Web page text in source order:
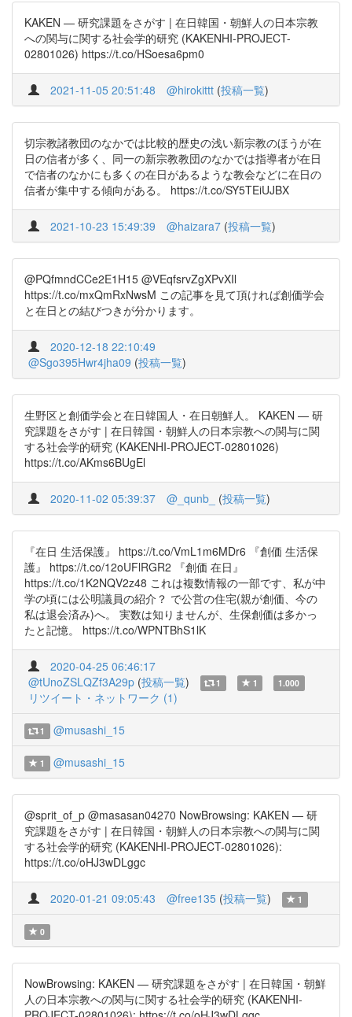
KAKEN — 研究課題をさがす | 在日韓国・朝鮮人の日本宗教
への関与に関する社会学的研究 (KAKENHI-PROJECT-
02801026) https://t.co/HSoesa6pm0
2021-11-05 20:51:48 @hirokittt (投稿一覧)
切宗教諸教団のなかでは比較的歴史の浅い新宗教のほうが在
日の信者が多く、同一の新宗教教団のなかでは指導者が在日
で信者のなかにも多くの在日があるような教会などに在日の
信者が集中する傾向がある。 https://t.co/SY5TEiUJBX
2021-10-23 15:49:39 @haizara7 (投稿一覧)
@PQfmndCCe2E1H15 @VEqfsrvZgXPvXIl
https://t.co/mxQmRxNwsM この記事を見て頂ければ創価学会
と在日との結びつきが分かります。
2020-12-18 22:10:49
@Sgo395Hwr4jha09 (投稿一覧)
生野区と創価学会と在日韓国人・在日朝鮮人。 KAKEN — 研
究課題をさがす | 在日韓国・朝鮮人の日本宗教への関与に関
する社会学的研究 (KAKENHI-PROJECT-02801026)
https://t.co/AKms6BUgEl
2020-11-02 05:39:37 @_qunb_ (投稿一覧)
『在日 生活保護』 https://t.co/VmL1m6MDr6 『創価 生活保
護』 https://t.co/12oUFlRGR2 『創価 在日』
https://t.co/1K2NQV2z48 これは複数情報の一部です、私が中
学の頃には公明議員の紹介？ で公営の住宅(親が創価、今の
私は退会済み)へ。 実数は知りませんが、生保創価は多かっ
たと記憶。 https://t.co/WPNTBhS1lK
2020-04-25 06:46:17
@tUnoZSLQZf3A29p (投稿一覧) 1 1 1.000
リツイート・ネットワーク (1)
1 @musashi_15
1 @musashi_15
@sprit_of_p @masasan04270 NowBrowsing: KAKEN — 研
究課題をさがす | 在日韓国・朝鮮人の日本宗教への関与に関
する社会学的研究 (KAKENHI-PROJECT-02801026):
https://t.co/oHJ3wDLggc
2020-01-21 09:05:43 @free135 (投稿一覧) 1
0
NowBrowsing: KAKEN — 研究課題をさがす | 在日韓国・朝鮮
人の日本宗教への関与に関する社会学的研究 (KAKENHI-